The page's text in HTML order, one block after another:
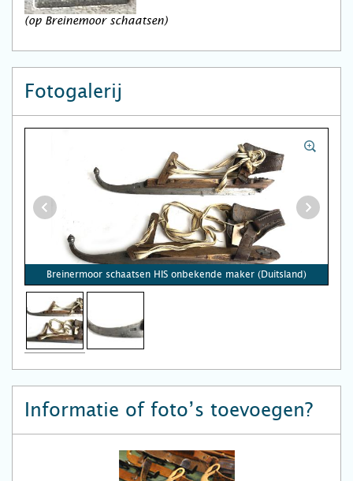
(op Breinemoor schaatsen)
Fotogalerij
Breinermoor schaatsen HIS onbekende maker (Duitsland)
Informatie of foto’s toevoegen?